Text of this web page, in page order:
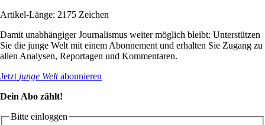
Artikel-Länge: 2175 Zeichen
Damit unabhängiger Journalismus weiter möglich bleibt: Unterstützen
Sie die junge Welt mit einem Abonnement und erhalten Sie Zugang zu
allen Analysen, Reportagen und Kommentaren.
Jetzt junge Weltabonnieren
Dein Abo zählt!
Bitte einloggen